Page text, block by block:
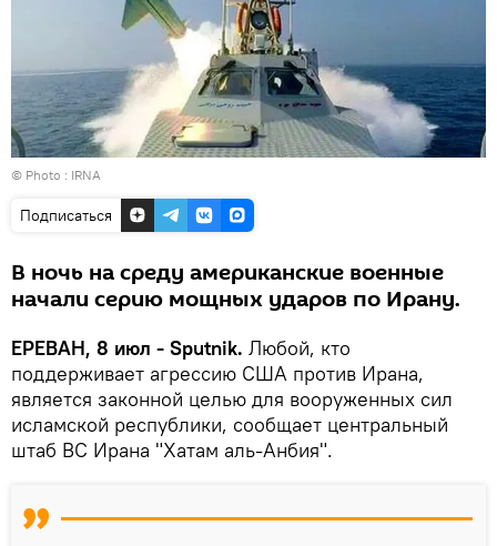
© Photo : IRNA
Подписаться
В ночь на среду американские военные
начали серию мощных ударов по Ирану.
ЕРЕВАН, 8 июл - Sputnik. Любой, кто
поддерживает агрессию США против Ирана,
является законной целью для вооруженных сил
исламской республики, сообщает центральный
штаб ВС Ирана "Хатам аль-Анбия".